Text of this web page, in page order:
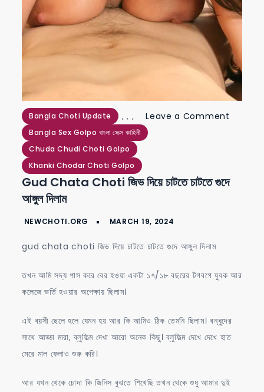
Bangla Choti Update ,
Bangla Sex Golpo বাংলা সেক্স কাহিনী
,
Chuda Chudi Choti Golpo
,
Khanki Chodar Choti Golpo
Leave a Comment
জিভ
দিলাম
Gud Chata Choti জিভ দিয়ে চাটতে চাটতে গুদে
আঙ্গুল দিলাম
gud chata choti জিভ দিয়ে চাটতে চাটতে গুদে আঙ্গুল দিলাম
তখন আমি সদ্য পাস করে বের হওয়া একটা ১৭/১৮ বছরের টগবগে যুবক আর
কলেজে ভর্তি হওয়ার অপেক্ষায় ছিলাম।
এই বয়সী ছেলে হলে যেমন হয় আর কি আমিও ঠিক তেমনি ছিলাম। বন্ধুদের
সাথে আড্ডা মারা, ব্লুফিল্ম দেখা আরো অনেক কিছু। ব্লুফিল্ম দেখে দেখে হাত
মেরে মাল ফেলাও শুরু করি।
আর যখন থেকে চোদা কি জিনিস বুঝতে শিখেছি তখন থেকে শুধু আমার দুই